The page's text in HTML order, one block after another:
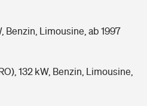
Benzin, Limousine, ab 1997
132 kW, Benzin, Limousine,